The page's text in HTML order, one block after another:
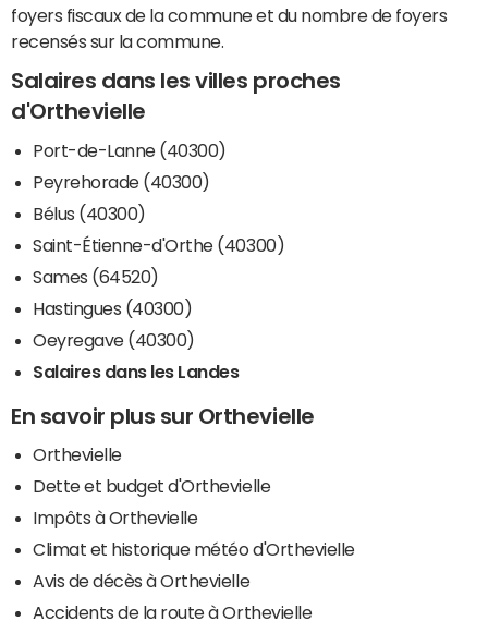
foyers fiscaux de la commune et du nombre de foyers
recensés sur la commune.
Salaires dans les villes proches
d'Orthevielle
Port-de-Lanne (40300)
Peyrehorade (40300)
Bélus (40300)
Saint-Étienne-d'Orthe (40300)
Sames (64520)
Hastingues (40300)
Oeyregave (40300)
Salaires dans les Landes
En savoir plus sur Orthevielle
Orthevielle
Dette et budget d'Orthevielle
Impôts à Orthevielle
Climat et historique météo d'Orthevielle
Avis de décès à Orthevielle
Accidents de la route à Orthevielle